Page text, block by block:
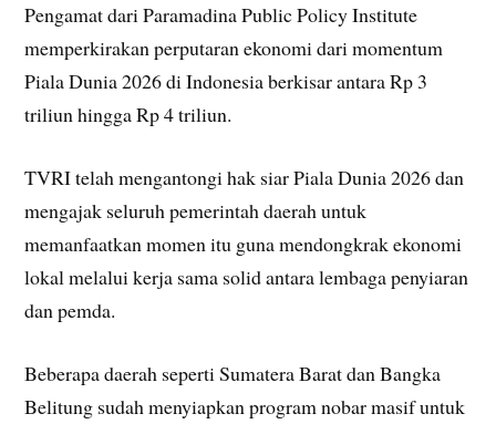
Pengamat dari Paramadina Public Policy Institute
memperkirakan perputaran ekonomi dari momentum
Piala Dunia 2026 di Indonesia berkisar antara Rp 3
triliun hingga Rp 4 triliun.
TVRI telah mengantongi hak siar Piala Dunia 2026 dan
mengajak seluruh pemerintah daerah untuk
memanfaatkan momen itu guna mendongkrak ekonomi
lokal melalui kerja sama solid antara lembaga penyiaran
dan pemda.
Beberapa daerah seperti Sumatera Barat dan Bangka
Belitung sudah menyiapkan program nobar masif untuk